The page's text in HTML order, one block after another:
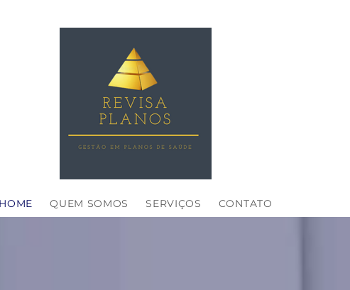
HOME QUEM SOMOS SERVIÇOS CONTATO